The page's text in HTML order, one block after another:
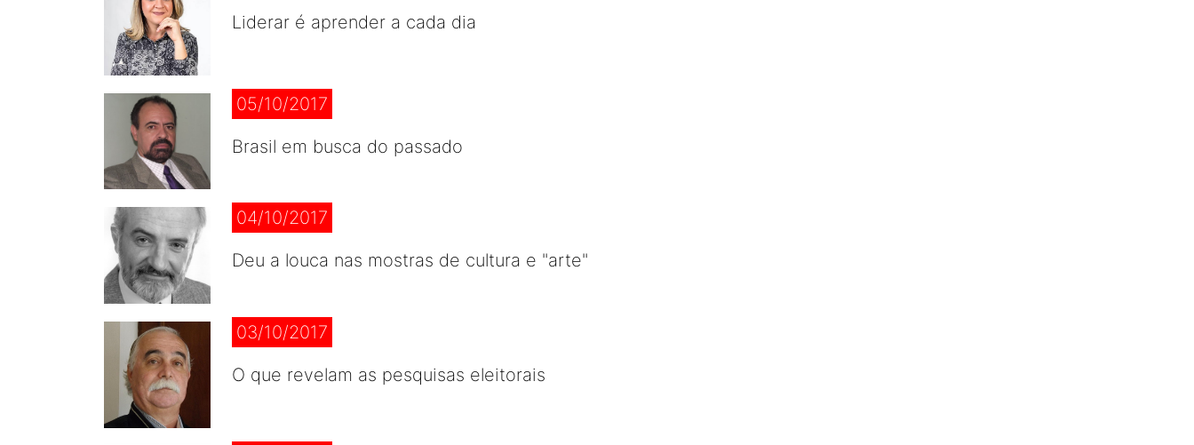
Liderar é aprender a cada dia
05/10/2017
Brasil em busca do passado
04/10/2017
Deu a louca nas mostras de cultura e "arte"
03/10/2017
O que revelam as pesquisas eleitorais